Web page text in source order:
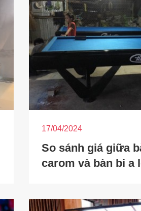
17/04/2024
So sánh giá giữa
carom và bàn bi a